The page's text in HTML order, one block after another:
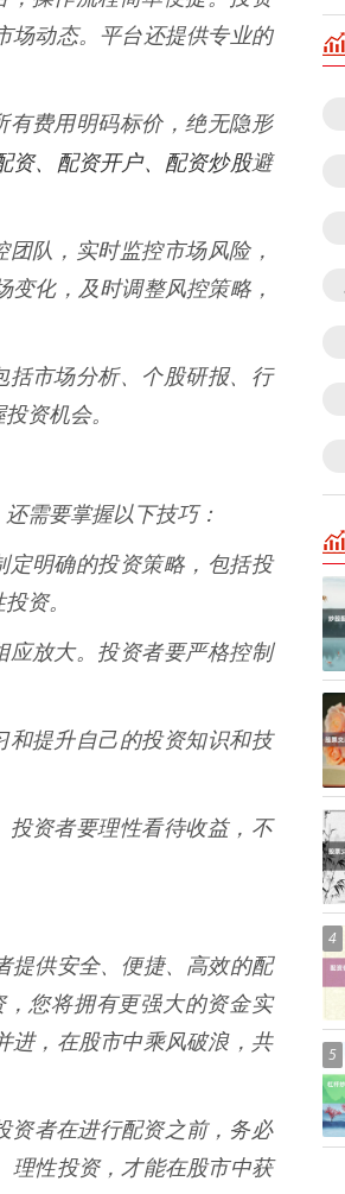
场动态。平台还提供专业的
费用明码标价，绝无隐形
资、配资开户、配资炒股避
队，实时监控市场风险，
化，及时调整风控策略，
市场分析、个股研报、行
资机会。
需要掌握以下技巧：
明确的投资策略，包括投
资。
放大。投资者要严格控制
提升自己的投资知识和技
资者要理性看待收益，不
提供安全、便捷、高效的配
您将拥有更强大的资金实
进，在股市中乘风破浪，共
资者在进行配资之前，务必
理性投资，才能在股市中获
4
5